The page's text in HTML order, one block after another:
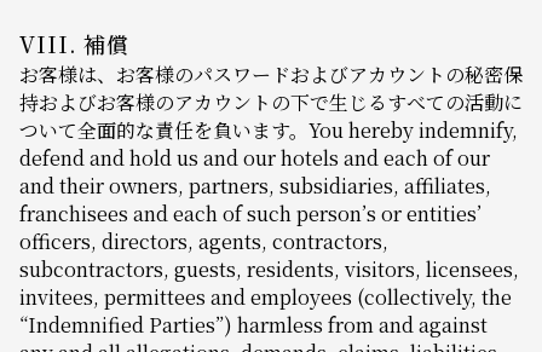
VIII. 補償
お客様は、お客様のパスワードおよびアカウントの秘密保
持およびお客様のアカウントの下で生じるすべての活動に
ついて全面的な責任を負います。You hereby indemnify,
defend and hold us and our hotels and each of our
and their owners, partners, subsidiaries, affiliates,
franchisees and each of such person’s or entities’
officers, directors, agents, contractors,
subcontractors, guests, residents, visitors, licensees,
invitees, permittees and employees (collectively, the
“Indemnified Parties”) harmless from and against